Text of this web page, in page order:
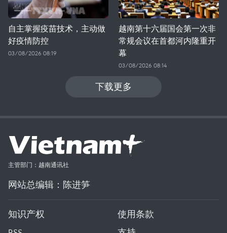
自主掌握疫苗技术，主动做
好疫情防控
03/08/2026 08:19
越南第十六届国会第一次非
常规会议在首都河内隆重开
幕
03/08/2026 08:14
下载更多
主管部门：越南通讯社
网站总编辑：陈进笋
知识产权
使用条款